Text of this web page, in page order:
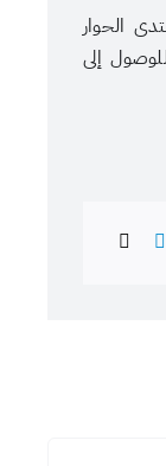
الحوار
إلى